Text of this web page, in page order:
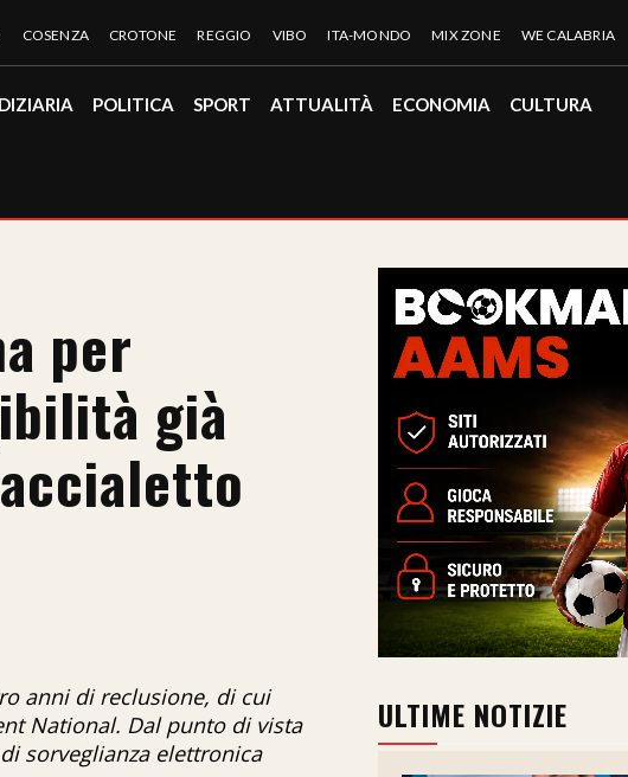
COSENZA CROTONE REGGIO VIBO ITA-MONDO MIX ZONE WE CALABRIA
POLITICA SPORT ATTUALITÀ ECONOMIA CULTURA
per
già
anni di reclusione, di cui
National. Dal punto di vista
sorveglianza elettronica
ULTIME NOTIZIE